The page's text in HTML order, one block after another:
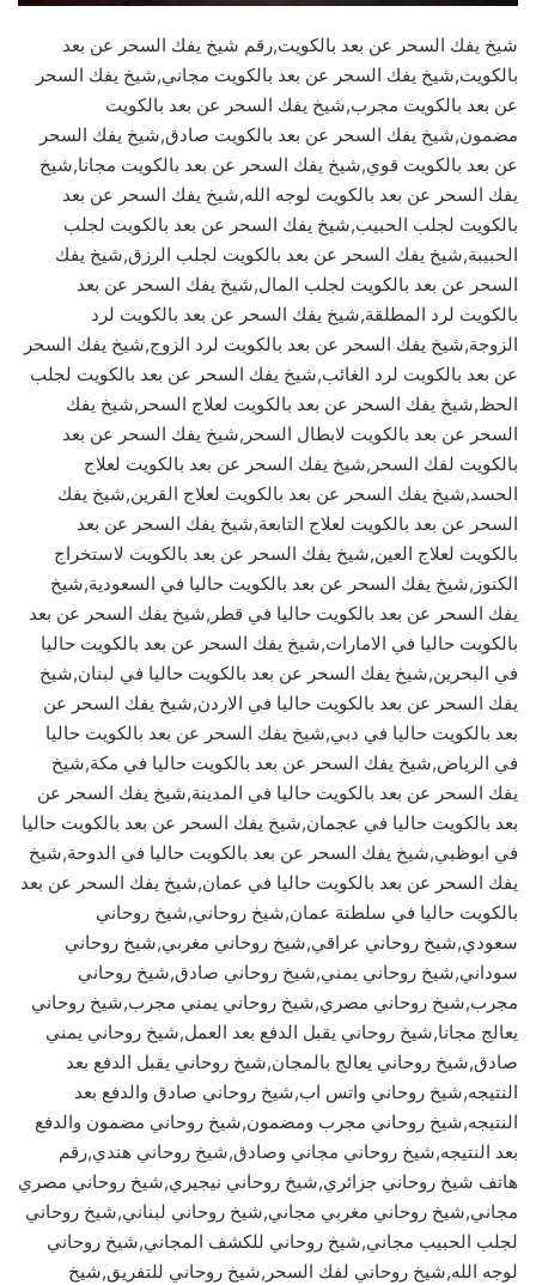
شيخ يفك السحر عن بعد بالكويت,رقم شيخ يفك السحر عن بعد
بالكويت,شيخ يفك السحر عن بعد بالكويت مجاني,شيخ يفك السحر
عن بعد بالكويت مجرب,شيخ يفك السحر عن بعد بالكويت
مضمون,شيخ يفك السحر عن بعد بالكويت صادق,شيخ يفك السحر
عن بعد بالكويت قوي,شيخ يفك السحر عن بعد بالكويت مجانا,شيخ
يفك السحر عن بعد بالكويت لوجه الله,شيخ يفك السحر عن بعد
بالكويت لجلب الحبيب,شيخ يفك السحر عن بعد بالكويت لجلب
الحبيبة,شيخ يفك السحر عن بعد بالكويت لجلب الرزق,شيخ يفك
السحر عن بعد بالكويت لجلب المال,شيخ يفك السحر عن بعد
بالكويت لرد المطلقة,شيخ يفك السحر عن بعد بالكويت لرد
الزوجة,شيخ يفك السحر عن بعد بالكويت لرد الزوج,شيخ يفك السحر
عن بعد بالكويت لرد الغائب,شيخ يفك السحر عن بعد بالكويت لجلب
الحظ,شيخ يفك السحر عن بعد بالكويت لعلاج السحر,شيخ يفك
السحر عن بعد بالكويت لابطال السحر,شيخ يفك السحر عن بعد
بالكويت لفك السحر,شيخ يفك السحر عن بعد بالكويت لعلاج
الحسد,شيخ يفك السحر عن بعد بالكويت لعلاج القرين,شيخ يفك
السحر عن بعد بالكويت لعلاج التابعة,شيخ يفك السحر عن بعد
بالكويت لعلاج العين,شيخ يفك السحر عن بعد بالكويت لاستخراج
الكنوز,شيخ يفك السحر عن بعد بالكويت حاليا في السعودية,شيخ
يفك السحر عن بعد بالكويت حاليا في قطر,شيخ يفك السحر عن بعد
بالكويت حاليا في الامارات,شيخ يفك السحر عن بعد بالكويت حاليا
في البحرين,شيخ يفك السحر عن بعد بالكويت حاليا في لبنان,شيخ
يفك السحر عن بعد بالكويت حاليا في الاردن,شيخ يفك السحر عن
بعد بالكويت حاليا في دبي,شيخ يفك السحر عن بعد بالكويت حاليا
في الرياض,شيخ يفك السحر عن بعد بالكويت حاليا في مكة,شيخ
يفك السحر عن بعد بالكويت حاليا في المدينة,شيخ يفك السحر عن
بعد بالكويت حاليا في عجمان,شيخ يفك السحر عن بعد بالكويت حاليا
في ابوظبي,شيخ يفك السحر عن بعد بالكويت حاليا في الدوحة,شيخ
يفك السحر عن بعد بالكويت حاليا في عمان,شيخ يفك السحر عن بعد
بالكويت حاليا في سلطنة عمان,شيخ روحاني,شيخ روحاني
سعودي,شيخ روحاني عراقي,شيخ روحاني مغربي,شيخ روحاني
سوداني,شيخ روحاني يمني,شيخ روحاني صادق,شيخ روحاني
مجرب,شيخ روحاني مصري,شيخ روحاني يمني مجرب,شيخ روحاني
يعالج مجانا,شيخ روحاني يقبل الدفع بعد العمل,شيخ روحاني يمني
صادق,شيخ روحاني يعالج بالمجان,شيخ روحاني يقبل الدفع بعد
النتيجه,شيخ روحاني واتس اب,شيخ روحاني صادق والدفع بعد
النتيجه,شيخ روحاني مجرب ومضمون,شيخ روحاني مضمون والدفع
بعد النتيجه,شيخ روحاني مجاني وصادق,شيخ روحاني هندي,رقم
هاتف شيخ روحاني جزائري,شيخ روحاني نيجيري,شيخ روحاني مصري
مجاني,شيخ روحاني مغربي مجاني,شيخ روحاني لبناني,شيخ روحاني
لجلب الحبيب مجاني,شيخ روحاني للكشف المجاني,شيخ روحاني
لوجه الله,شيخ روحاني لفك السحر,شيخ روحاني للتفريق,شيخ